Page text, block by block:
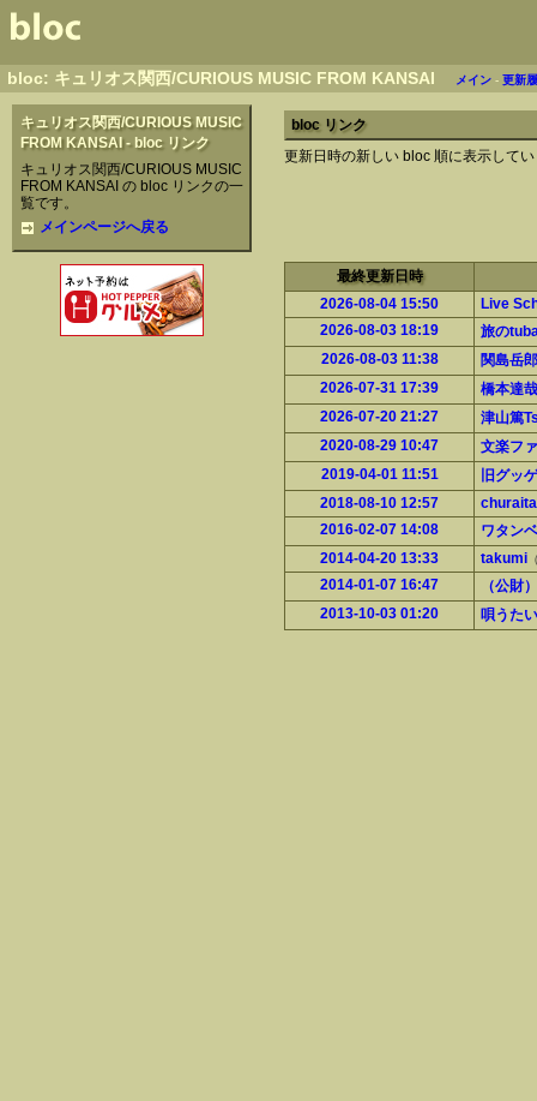
bloc: キュリオス関西/CURIOUS MUSIC FROM KANSAI メイン -更新
キュリオス関西/CURIOUS MUSIC
FROM KANSAI - bloc リンク
キュリオス関西/CURIOUS MUSIC
FROM KANSAI の bloc リンクの一
覧です。
メインページへ戻る
bloc リンク
更新日時の新しい bloc 順に表示して
最終更新日時
2026-08-04 15:50
Live
2026-08-03 18:19
旅の
2026-08-03 11:38
関島岳郎
2026-07-31 17:39
橋本達
2026-07-20 21:27
津山篤
2020-08-29 10:47
文楽フ
2019-04-01 11:51
旧グッ
2018-08-10 12:57
churaita
2016-02-07 14:08
ワタン
2014-04-20 13:33
takumi
2014-01-07 16:47
（公財
2013-10-03 01:20
唄うた